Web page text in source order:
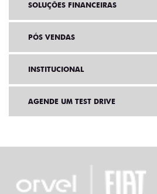
SOLUÇÕES FINANCEIRAS
PÓS VENDAS
INSTITUCIONAL
AGENDE UM TEST DRIVE